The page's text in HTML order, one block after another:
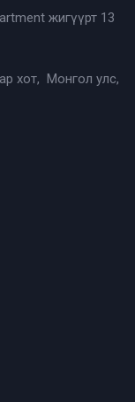
жигүүрт 13
хот, Монгол улс,